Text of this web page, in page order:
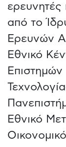
ερευνητές
από το
Ερευνών
Εθνικό
Εθνικό